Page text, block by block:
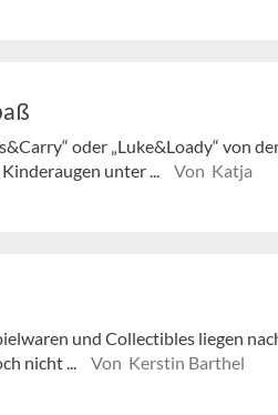
oder „Luke&Loady“ von
unter ...
Von Katja
und Collectibles liegen
nicht ...
Von Kerstin Barthel